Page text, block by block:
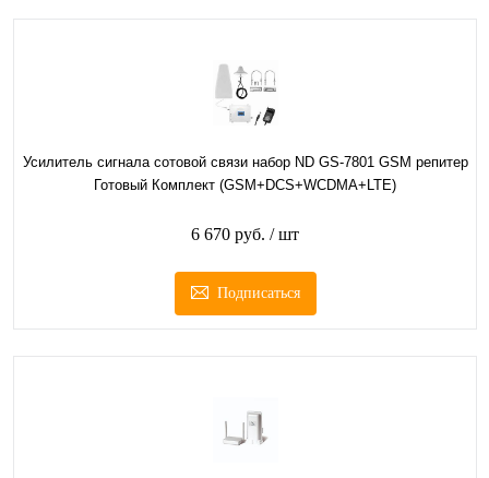
Усилитель сигнала сотовой связи набор ND GS-7801 GSM репитер
Готовый Комплект (GSM+DCS+WCDMA+LTE)
6 670 руб. / шт
Подписаться